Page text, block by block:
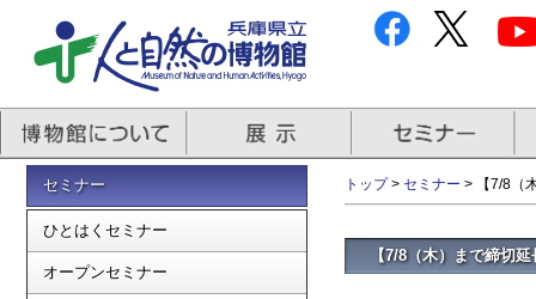
セミナー
ひとはくセミナー
オープンセミナー
トップ> セミナー > 【7/8（
【7/8（木）まで締切